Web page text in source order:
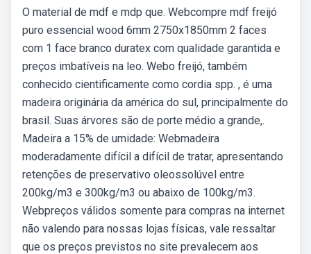
O material de mdf e mdp que. Webcompre mdf freijó
puro essencial wood 6mm 2750x1850mm 2 faces
com 1 face branco duratex com qualidade garantida e
preços imbatíveis na leo. Webo freijó, também
conhecido cientificamente como cordia spp. , é uma
madeira originária da américa do sul, principalmente do
brasil. Suas árvores são de porte médio a grande,.
Madeira a 15% de umidade: Webmadeira
moderadamente difícil a difícil de tratar, apresentando
retenções de preservativo oleossolúvel entre
200kg/m3 e 300kg/m3 ou abaixo de 100kg/m3.
Webpreços válidos somente para compras na internet
não valendo para nossas lojas físicas, vale ressaltar
que os preços previstos no site prevalecem aos